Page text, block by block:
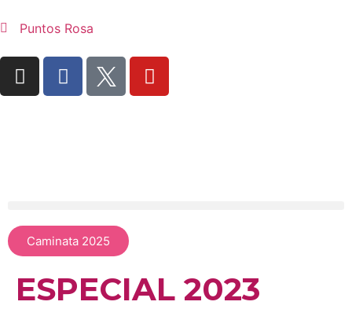
Puntos Rosa
Caminata 2025
ESPECIAL 2023